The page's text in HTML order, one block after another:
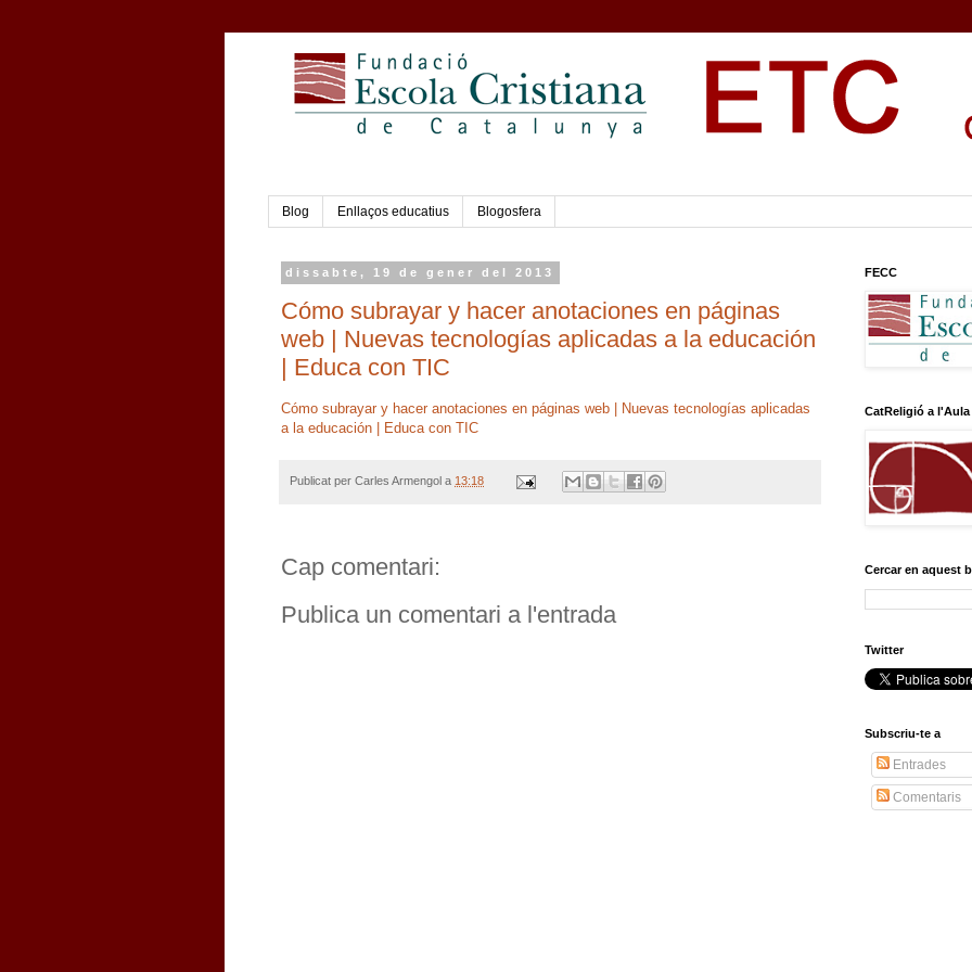
Blog Enllaços educatius Blogosfera
dissabte, 19 de gener del 2013
Cómo subrayar y hacer anotaciones en páginas
web | Nuevas tecnologías aplicadas a la educación
| Educa con TIC
Cómo subrayar y hacer anotaciones en páginas web | Nuevas tecnologías aplicadas
a la educación | Educa con TIC
Publicat per Carles Armengol a 13:18
Cap comentari:
Publica un comentari a l'entrada
FECC
CatReligió a l'Aula
Cercar en aquest
Twitter
Subscriu-te a
Entrades
Comentaris